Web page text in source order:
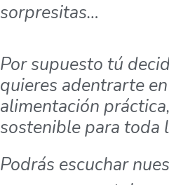
sorpresitas…
Por supuesto tú
quieres adentrarte
alimentación
sostenible para toda
Podrás escuchar